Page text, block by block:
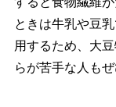
ときは牛乳や豆
用するため、大
らが苦手な人も